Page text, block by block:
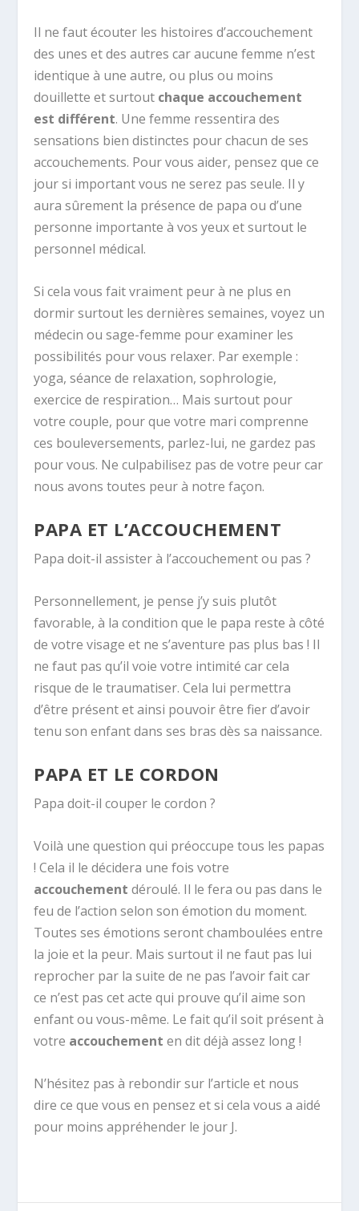
Il ne faut écouter les histoires d’accouchement
des unes et des autres car aucune femme n’est
identique à une autre, ou plus ou moins
douillette et surtout chaque accouchement
est différent. Une femme ressentira des
sensations bien distinctes pour chacun de ses
accouchements. Pour vous aider, pensez que ce
jour si important vous ne serez pas seule. Il y
aura sûrement la présence de papa ou d’une
personne importante à vos yeux et surtout le
personnel médical.
Si cela vous fait vraiment peur à ne plus en
dormir surtout les dernières semaines, voyez un
médecin ou sage-femme pour examiner les
possibilités pour vous relaxer. Par exemple :
yoga, séance de relaxation, sophrologie,
exercice de respiration… Mais surtout pour
votre couple, pour que votre mari comprenne
ces bouleversements, parlez-lui, ne gardez pas
pour vous. Ne culpabilisez pas de votre peur car
nous avons toutes peur à notre façon.
PAPA ET L’ACCOUCHEMENT
Papa doit-il assister à l’accouchement ou pas ?
Personnellement, je pense j’y suis plutôt
favorable, à la condition que le papa reste à côté
de votre visage et ne s’aventure pas plus bas ! Il
ne faut pas qu’il voie votre intimité car cela
risque de le traumatiser. Cela lui permettra
d’être présent et ainsi pouvoir être fier d’avoir
tenu son enfant dans ses bras dès sa naissance.
PAPA ET LE CORDON
Papa doit-il couper le cordon ?
Voilà une question qui préoccupe tous les papas
! Cela il le décidera une fois votre
accouchement déroulé. Il le fera ou pas dans le
feu de l’action selon son émotion du moment.
Toutes ses émotions seront chamboulées entre
la joie et la peur. Mais surtout il ne faut pas lui
reprocher par la suite de ne pas l’avoir fait car
ce n’est pas cet acte qui prouve qu’il aime son
enfant ou vous-même. Le fait qu’il soit présent à
votre accouchement en dit déjà assez long !
N’hésitez pas à rebondir sur l’article et nous
dire ce que vous en pensez et si cela vous a aidé
pour moins appréhender le jour J.